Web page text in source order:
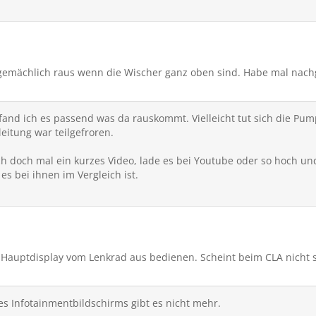
oder noch nicht gefunden habe:
für die Lautsprecher habe ich nicht gefunden oder war zu doof
Hauptdisplay vom Lenkrad aus bedienen. Scheint beim CLA
gefunden. Also Auto als HotSpot. Braucht man vielleicht
für das Ladekabel und kein Ladeziege
POI vom USB Stick zu nehmen
die Tage nochmal ansehen. Wurde mit 1.1.6 ausgeliefert.
raus wenn die Wischer ganz oben sind. Habe mal
ich es passend was da rauskommt. Vielleicht tut sich die
war teilgefroren.
doch mal ein kurzes Video, lade es bei Youtube oder so hoch
bei ihnen im Vergleich ist.
vom Lenkrad aus bedienen. Scheint beim CLA nicht
Infotainmentbildschirms gibt es nicht mehr.